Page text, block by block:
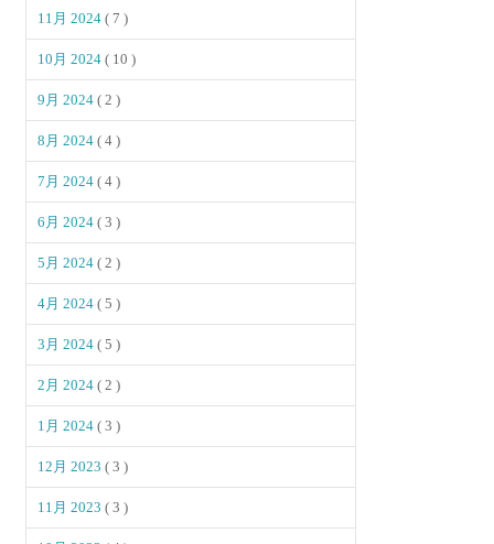
11月 2024( 7 )
10月 2024( 10 )
9月 2024( 2 )
8月 2024( 4 )
7月 2024( 4 )
6月 2024( 3 )
5月 2024( 2 )
4月 2024( 5 )
3月 2024( 5 )
2月 2024( 2 )
1月 2024( 3 )
12月 2023( 3 )
11月 2023( 3 )